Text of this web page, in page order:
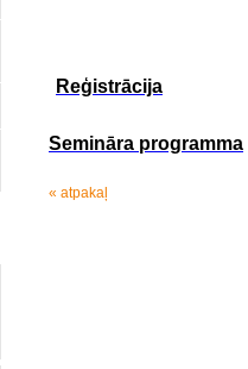
Reģistrācija
Semināra programma
« atpakaļ